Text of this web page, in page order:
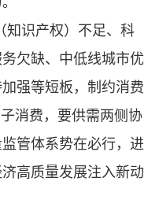
知识产权）不足、科
欠缺、中低线城市优
强等短板，制约消费
消费，要供需两侧协
管体系势在必行，进
高质量发展注入新动